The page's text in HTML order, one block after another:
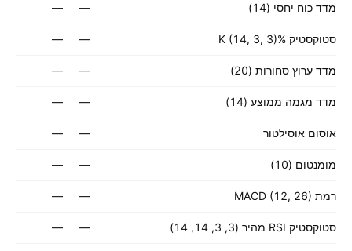
מדד כוח יחסי (14) —
—
סטוקסטיק %K (14, 3, 3) —
—
מדד ערוץ סחורות (20) —
—
מדד מגמה ממוצע (14) —
—
אוסום אוסילטור —
—
מומנטום (10) —
—
רמת MACD (12, 26) —
—
סטוקסטיק RSI מהיר (3, 3, 14, 14) —
—